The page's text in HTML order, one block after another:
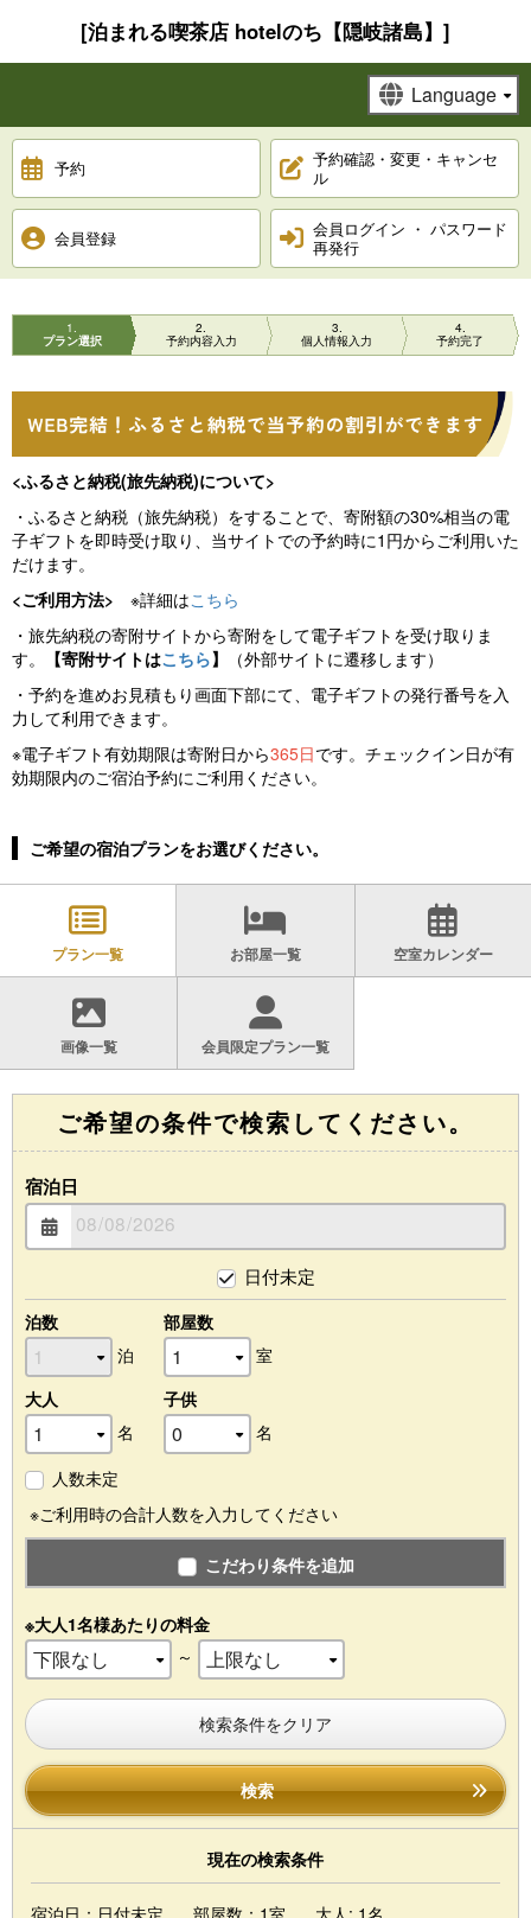
[泊まれる喫茶店 hotelのち【隠岐諸島】]
予約
予約確認・変更・キャンセ
ル
会員登録
会員ログイン ・ パスワード
再発行
1
プラン選択
2
予約内容入力
3
個人情報入力
4
予約完了
<ふるさと納税(旅先納税)について>
・ふるさと納税（旅先納税）をすることで、寄附額の30%相当の電
子ギフトを即時受け取り、当サイトでの予約時に1円からご利用いた
だけます。
<ご利用方法> ※詳細はこちら
・旅先納税の寄附サイトから寄附をして電子ギフトを受け取りま
す。
【寄附サイトはこちら】
（外部サイトに遷移します）
・予約を進めお見積もり画面下部にて、電子ギフトの発行番号を入
力して利用できます。
※電子ギフト有効期限は寄附日から365日です。チェックイン日が有
効期限内のご宿泊予約にご利用ください。
ご希望の宿泊プランをお選びください。
プラン一覧 お部屋一覧 空室カレンダー
画像一覧 会員限定プラン一覧
ご希望の条件で検索してください。
宿泊日
日付未定
泊数
泊
部屋数
室
大人
名
子供
名
人数未定
※ご利用時の合計人数を入力してください
こだわり条件を追加
※大人1名様あたりの料金
～
検索条件をクリア
検索
現在の検索条件
宿泊日：日付未定 部屋数：1室
大人: 1名